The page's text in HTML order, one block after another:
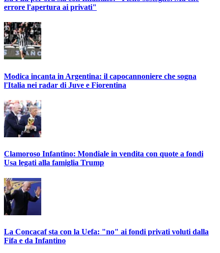
errore l'apertura ai privati"
Modica incanta in Argentina: il capocannoniere che sogna
l'Italia nei radar di Juve e Fiorentina
Clamoroso Infantino: Mondiale in vendita con quote a fondi
Usa legati alla famiglia Trump
La Concacaf sta con la Uefa: "no" ai fondi privati voluti dalla
Fifa e da Infantino